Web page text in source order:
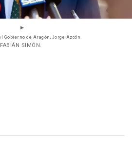
Gobierno de Aragón, Jorge Azcón.
SIMÓN.